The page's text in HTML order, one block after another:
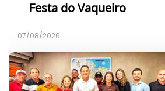
Festa do Vaqueiro
07/08/2026